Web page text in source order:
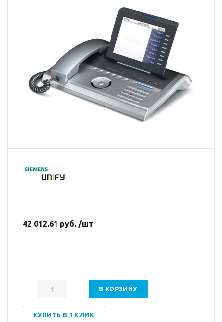
42 012.61 руб. /шт
В КОРЗИНУ
КУПИТЬ В 1 КЛИК